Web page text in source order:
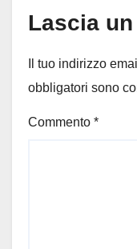
Lascia
Il tuo indirizzo
obbligatori sono
Commento *